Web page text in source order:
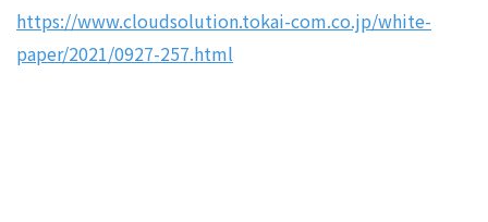
https://www.cloudsolution.tokai-com.co.jp/white-
paper/2021/0927-257.html